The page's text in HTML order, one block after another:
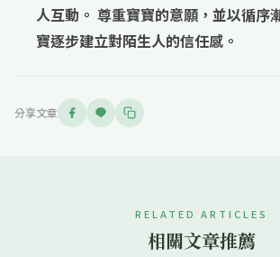
人互動。 尊重寶寶的意願，並以循序
寶逐步建立對陌生人的信任感。
分享文章
RELATED ARTICLES
相關文章推薦